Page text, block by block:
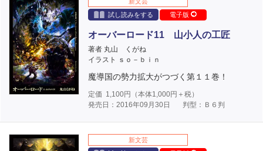
試し読みをする
電子版
オーバーロード11 山小人の工匠
著者 丸山 くがね
イラスト ｓｏ－ｂｉｎ
魔導国の勢力拡大がつづく第１１巻！
定価 1,100円（本体1,000円＋税）
発売日：2016年09月30日
判型：Ｂ６判
新文芸